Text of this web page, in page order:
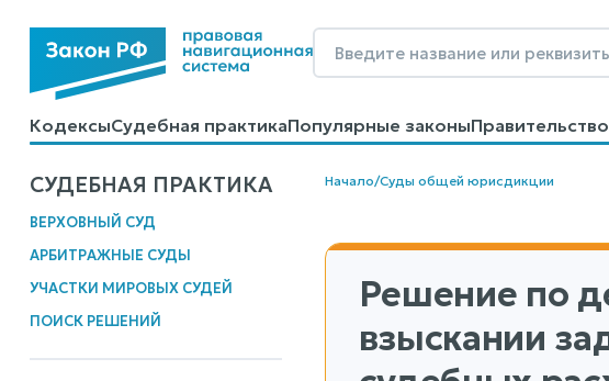
КодексыСудебная практикаПопулярные законыПравительство
КалькуляторыСправочные материалыОбразцы договоров
СУДЕБНАЯ ПРАКТИКА
ВЕРХОВНЫЙ СУД
АРБИТРАЖНЫЕ СУДЫ
УЧАСТКИ МИРОВЫХ СУДЕЙ
ПОИСК РЕШЕНИЙ
Начало/Суды общей юрисдикции
Решение по
взыскании